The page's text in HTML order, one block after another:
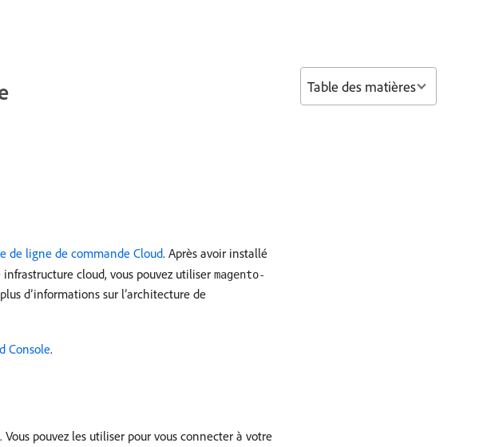
de ligne de commande Cloud. Après avoir installé
cloud, vous pouvez utiliser magento-
d’informations sur l’architecture de
Console.
pouvez les utiliser pour vous connecter à votre
Table des matières